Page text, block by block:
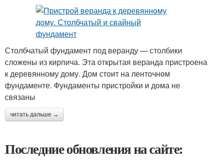
Столбчатый фундамент под веранду — столбики
сложены из кирпича. Эта открытая веранда пристроена
к деревянному дому. Дом стоит на ленточном
фундаменте. Фундаменты пристройки и дома не
связаны
читать дальше →
Последние обновления на сайте: